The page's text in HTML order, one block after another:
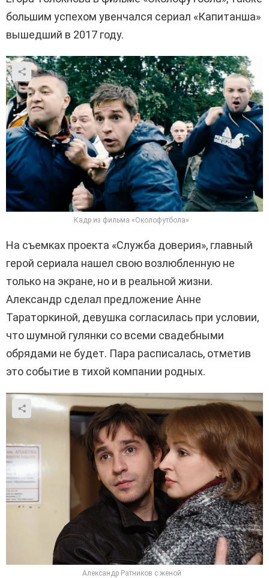
большим успехом увенчался сериал «Капитанша»
вышедший в 2017 году.
Кадр из фильма «Околофутбола»
На съемках проекта «Служба доверия», главный
герой сериала нашел свою возлюбленную не
только на экране, но и в реальной жизни.
Александр сделал предложение Анне
Тараторкиной, девушка согласилась при условии,
что шумной гулянки со всеми свадебными
обрядами не будет. Пара расписалась, отметив
это событие в тихой компании родных.
Александр Ратников с женой